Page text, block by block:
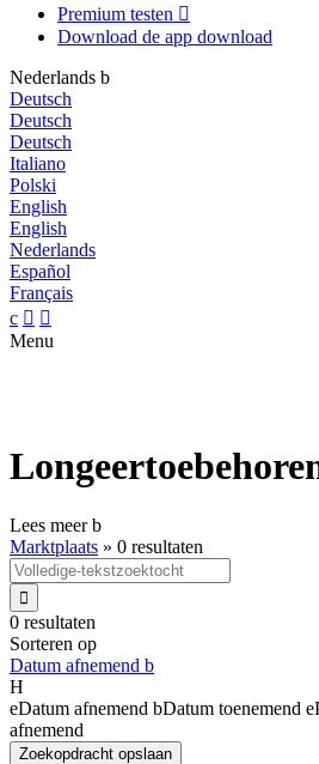
Premium testen 
Download de app download
Nederlands b
Deutsch
Deutsch
Deutsch
Italiano
Polski
English
English
Nederlands
Español
Français
c  
Menu
Lees meerb
Marktplaats » 0 resultaten

0 resultaten
Sorteren op
Datum afnemend b
H
eDatum afnemend bDatum toenemend e
afnemend
Zoekopdracht opslaan